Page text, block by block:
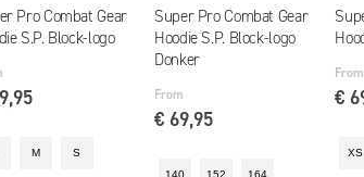
Pro Combat Gear
S.P. Block-logo
M S
Super Pro Combat Gear
Hoodie S.P. Block-logo
Donker
From
€ 69,95
140 152 164
From
€
XS